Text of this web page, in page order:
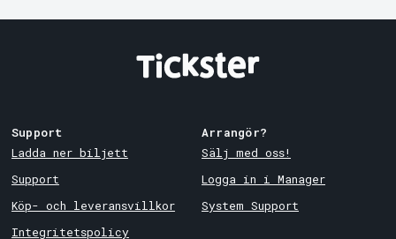
Support
Ladda ner biljett
Support
Köp- och leveransvillkor
Integritetspolicy
Arrangör?
Sälj med oss!
Logga in i Manager
System Support